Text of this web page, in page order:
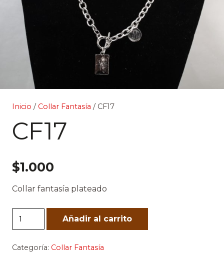
Inicio / Collar Fantasía / CF17
CF17
$1.000
Collar fantasía plateado
CF17
cantidad
Añadir al carrito
Categoría: Collar Fantasía